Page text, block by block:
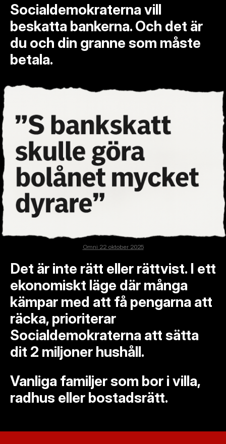
Socialdemokraterna vill
beskatta bankerna. Och det är
du och din granne som måste
betala.
Det är inte rätt eller rättvist. I ett
ekonomiskt läge där många
kämpar med att få pengarna att
räcka, prioriterar
Socialdemokraterna att sätta
dit 2 miljoner hushåll.
Vanliga familjer som bor i villa,
radhus eller bostadsrätt.
Omni 22 oktober 2025